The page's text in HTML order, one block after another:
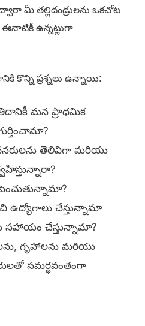
మీ తల్లిదండ్రులను ఒకచోట
ఈనాటికీ ఉన్నట్లుగా
కొన్ని ప్రశ్నలు ఉన్నాయి:
మన ప్రాధమిక
తెలివిగా మరియు
చేస్తున్నామా
సహాయం చేస్తున్నామా?
గృహాలను మరియు
సమర్థవంతంగా